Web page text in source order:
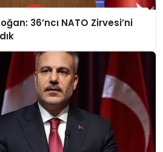
36’ncı NATO Zirvesi’ni